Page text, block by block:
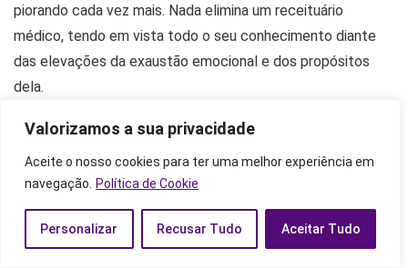
Valorizamos a sua privacidade
Aceite o nosso cookies para ter uma melhor experiência em
navegação.
Política de Cookie
Personalizar Recusar Tudo Aceitar Tudo
piorando cada vez mais. Nada elimina um receituário
médico, tendo em vista todo o seu conhecimento diante
das elevações da exaustão emocional e dos propósitos
dela.
Como prevenir a exaustão emocional
Métodos são importantes para prevenir a exaustão